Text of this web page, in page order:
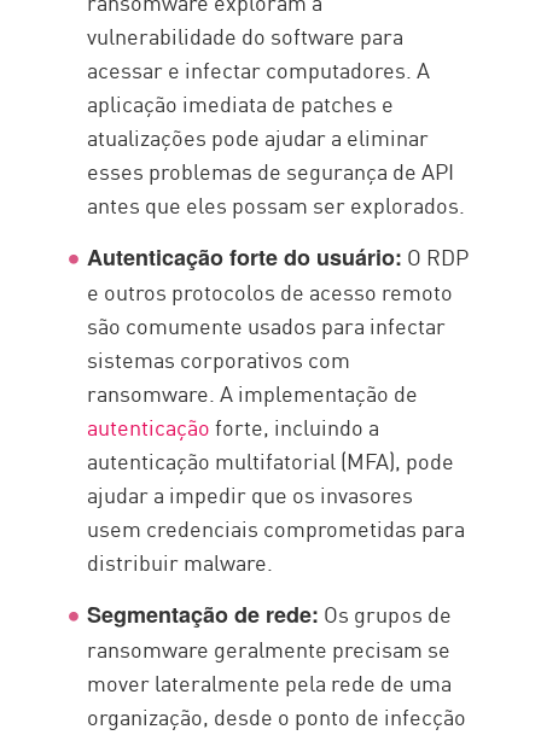
vulnerabilidade do software para
acessar e infectar computadores. A
aplicação imediata de patches e
atualizações pode ajudar a eliminar
esses problemas de segurança de API
antes que eles possam ser explorados.
Autenticação forte do usuário: O RDP
e outros protocolos de acesso remoto
são comumente usados para infectar
sistemas corporativos com
ransomware. A implementação de
autenticaçãoforte, incluindo a
autenticação multifatorial (MFA), pode
ajudar a impedir que os invasores
usem credenciais comprometidas para
distribuir malware.
Segmentação de rede: Os grupos de
ransomware geralmente precisam se
mover lateralmente pela rede de uma
organização, desde o ponto de infecção